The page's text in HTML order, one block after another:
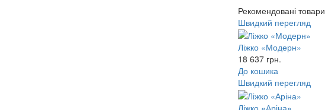
Рекомендовані товари
Швидкий перегляд
Ліжко «Модерн»
18 637 грн.
До кошика
Швидкий перегляд
Ліжко «Аріна»